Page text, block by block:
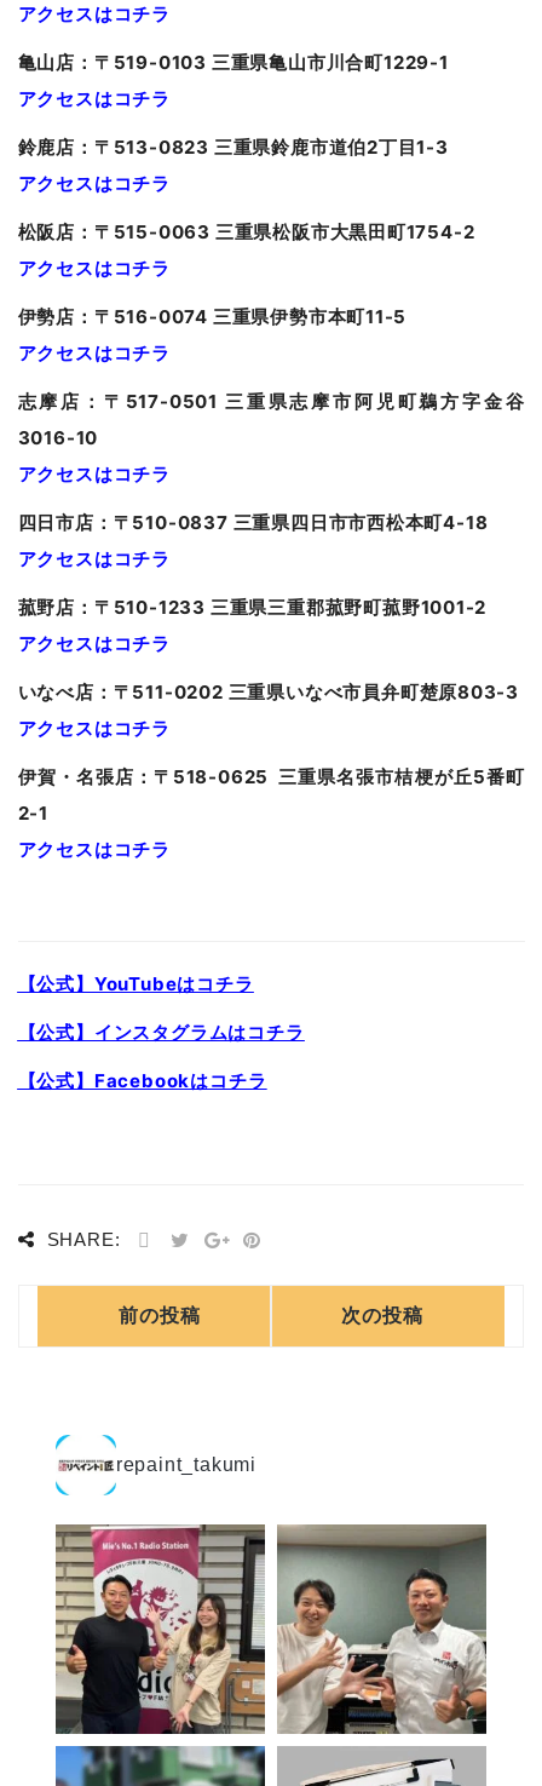
アクセスはコチラ
亀山 店：〒519-0103 三重県亀山市川合町1229-1
アクセスはコチラ
鈴鹿店：〒513-0823 三重県鈴鹿市道伯2丁目1-3
アクセスはコチラ
松阪店：〒515-0063 三重県松阪市大黒田町1754-2
アクセスはコチラ
伊勢店：〒516-0074 三重県伊勢市本町11-5
アクセスはコチラ
志摩店：〒517-0501 三重県志摩市阿児町鵜方字金谷
3016-10
アクセスはコチラ
四日市店：〒510-0837 三重県四日市市西松本町4-18
アクセスはコチラ
菰野店：〒510-1233 三重県三重郡菰野町菰野1001-2
アクセスはコチラ
いなべ店：〒511-0202 三重県いなべ市員弁町楚原803-3
アクセスはコチラ
伊賀・名張店：〒518-0625 三重県名張市桔梗が丘5番町
2-1
アクセスはコチラ
【公式】YouTubeはコチラ
【公式】インスタグラムはコチラ
【公式】Facebookはコチラ
SHARE:
前の投稿 次の投稿
repaint_takumi